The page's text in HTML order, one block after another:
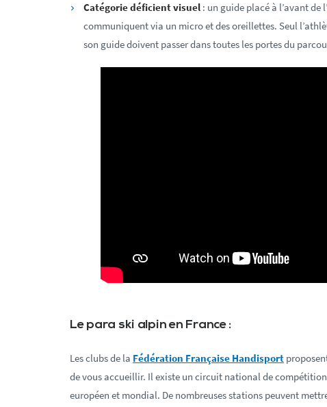
Catégorie déficient visuel : un guide placé à l’avant de
communiquent via un micro et des oreillettes. Seul
son guide doivent passer dans toutes les portes du
Le para ski alpin en France :
Les clubs de la Fédération Française Handisport
de vous accueillir. Il existe un circuit national de
européen et mondial. De nombreuses stations peuvent